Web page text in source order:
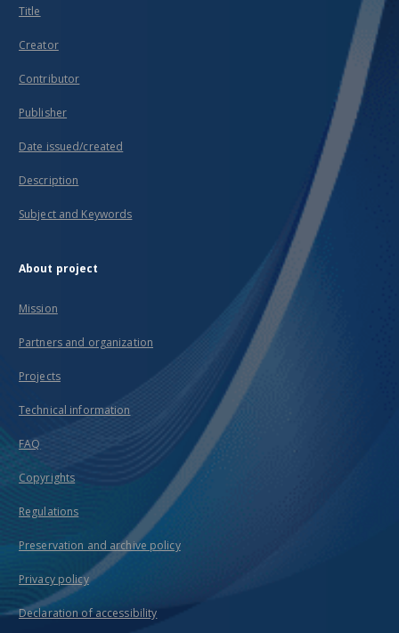
Title
Creator
Contributor
Publisher
Date issued/created
Description
Subject and Keywords
About project
Mission
Partners and organization
Projects
Technical information
FAQ
Copyrights
Regulations
Preservation and archive policy
Privacy policy
Declaration of accessibility